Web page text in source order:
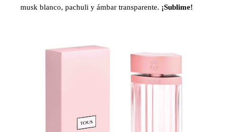
musk blanco, pachuli y ámbar transparente. ¡Sublime!